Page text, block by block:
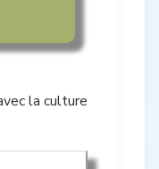
la culture